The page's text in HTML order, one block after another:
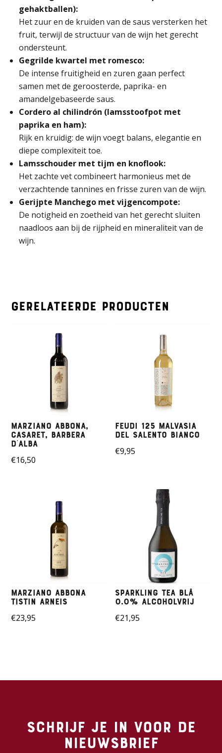
gehaktballen):
Het zuur en de kruiden van de saus versterken het
fruit, terwijl de structuur van de wijn het gerecht
ondersteunt.
Gegrilde kwartel met romesco:
De intense fruitigheid en zuren gaan perfect
samen met de geroosterde, paprika- en
amandelgebaseerde saus.
Cordero al chilindrón (lamsstoofpot met
paprika en ham):
Rijk en kruidig: de wijn voegt balans, elegantie en
diepe complexiteit toe.
Lamsschouder met tijm en knoflook:
Het zachte vet combineert harmonieus met de
verzachtende tannines en frisse zuren van de wijn.
Gerijpte Manchego met vijgencompote:
De notigheid en zoetheid van het gerecht sluiten
naadloos aan bij de rijpheid en mineraliteit van de
wijn.
Gerelateerde producten
Marziano Abbona,
Casaret, Barbera
D’alba
€16,50
Feudi 125 Malvasia
del Salento Bianco
€9,95
Marziano Abbona
Tistin Arneis
€23,95
Sparkling Tea BLÅ
0.0% ALCOHOLVRIJ
€21,95
Schrijf je in voor de
nieuwsbrief